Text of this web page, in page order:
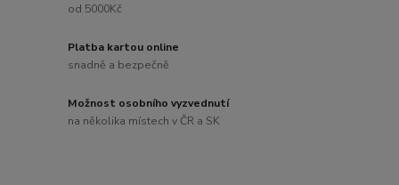
od 5000Kč
Platba kartou online
snadně a bezpečně
Možnost osobního vyzvednutí
na několika místech v ČR a SK